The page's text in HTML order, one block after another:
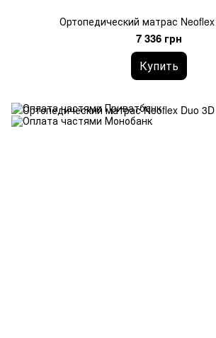
Ортопедический матрас
7 336 грн
Купить